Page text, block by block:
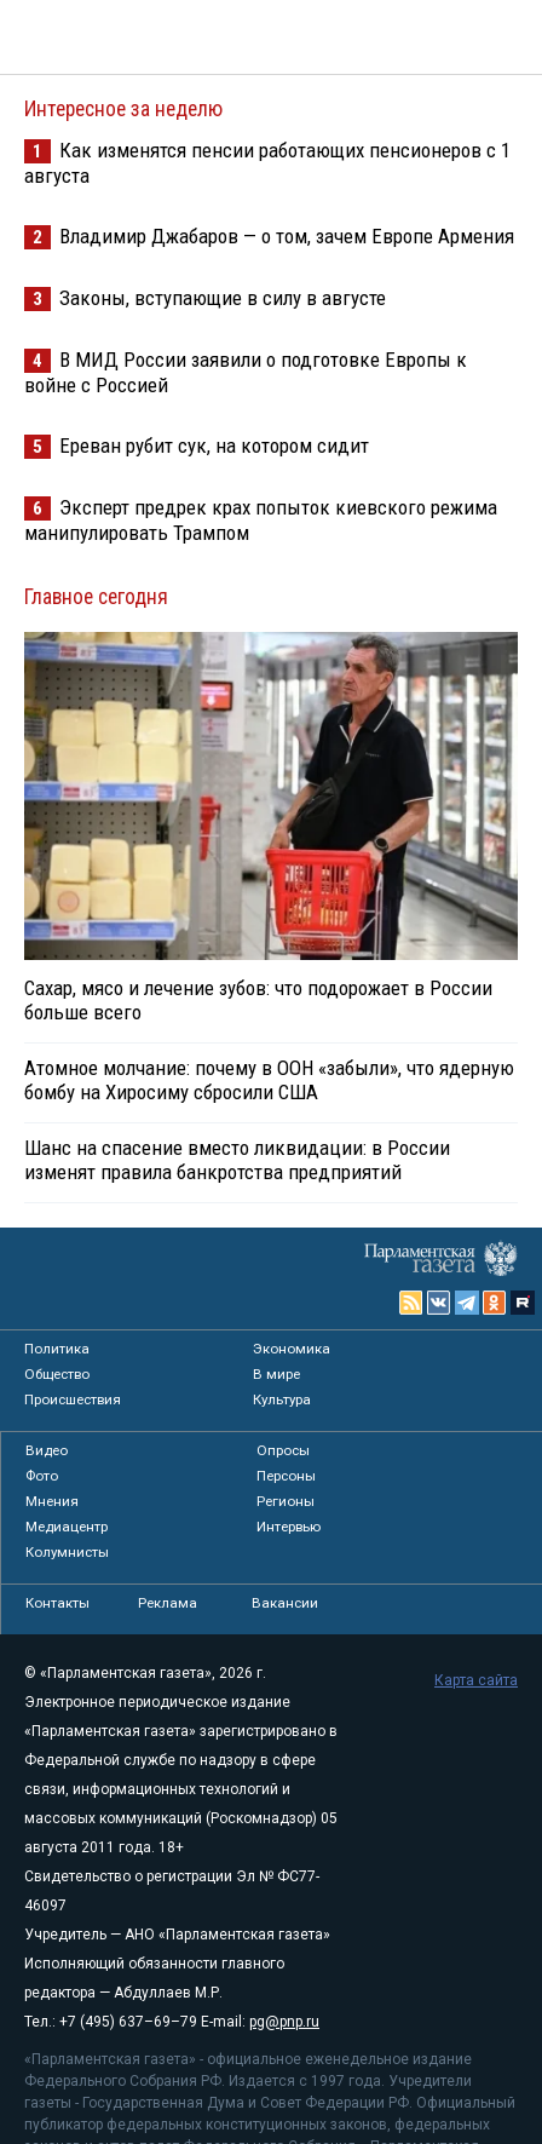
Интересное за неделю
1
Как изменятся пенсии работающих пенсионеров с 1
августа
2 Владимир Джабаров — о том, зачем Европе Армения
3 Законы, вступающие в силу в августе
4
В МИД России заявили о подготовке Европы к
войне с Россией
5 Ереван рубит сук, на котором сидит
6
Эксперт предрек крах попыток киевского режима
манипулировать Трампом
Главное сегодня
Сахар, мясо и лечение зубов: что подорожает в России
больше всего
Атомное молчание: почему в ООН «забыли», что ядерную
бомбу на Хиросиму сбросили США
Шанс на спасение вместо ликвидации: в России
изменят правила банкротства предприятий
Политика
Экономика
Общество
В мире
Происшествия
Культура
Видео
Опросы
Фото
Персоны
Мнения
Регионы
Медиацентр
Интервью
Колумнисты
Контакты Реклама Вакансии
© «Парламентская газета», 2026 г.
Электронное периодическое издание
«Парламентская газета» зарегистрировано в
Федеральной службе по надзору в сфере
связи, информационных технологий и
массовых коммуникаций (Роскомнадзор) 05
августа 2011 года. 18+
Свидетельство о регистрации Эл № ФС77-
46097
Учредитель — АНО «Парламентская газета»
Исполняющий обязанности главного
редактора — Абдуллаев М.Р.
Тел.: +7 (495) 637–69–79 E-mail: pg@pnp.ru
«Парламентская газета» - официальное еженедельное издание
Федерального Собрания РФ. Издается с 1997 года. Учредители
газеты - Государственная Дума и Совет Федерации РФ. Официальный
публикатор федеральных конституционных законов, федеральных
Карта сайта